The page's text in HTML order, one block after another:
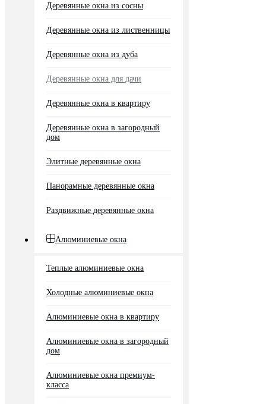
Деревянные окна из сосны
Деревянные окна из лиственницы
Деревянные окна из дуба
Деревянные окна для дачи
Деревянные окна в квартиру
Деревянные окна в загородный
дом
Элитные деревянные окна
Панорамные деревянные окна
Раздвижные деревянные окна
Алюминиевые окна
Теплые алюминиевые окна
Холодные алюминиевые окна
Алюминиевые окна в квартиру
Алюминиевые окна в загородный
дом
Алюминиевые окна премиум-
класса